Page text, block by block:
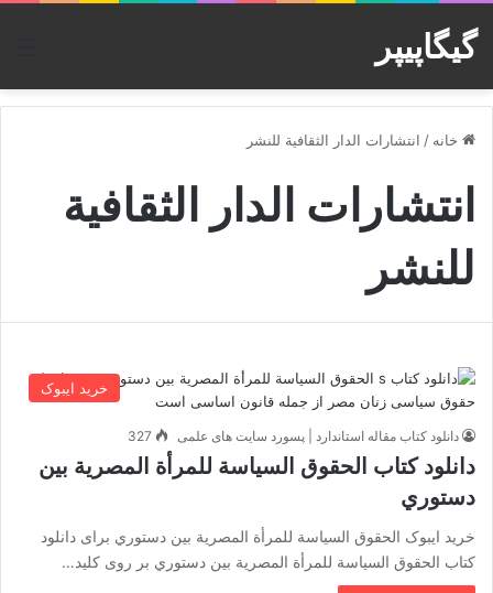
گیگاپیپر
خانه / انتشارات الدار الثقافية للنشر
انتشارات الدار الثقافية
للنشر
خرید ایبوک
دانلود کتاب مقاله استاندارد | پسورد سایت های علمی 327
دانلود کتاب ‫الحقوق السياسة للمرأة المصرية بين
دستوري
خرید ایبوک الحقوق السياسة للمرأة المصرية بين دستوري برای دانلود
کتاب الحقوق السياسة للمرأة المصرية بين دستوري بر روی کلید…